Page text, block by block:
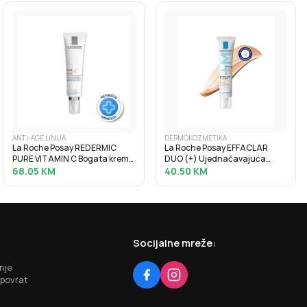
ANTI-AGE LINIJA
La Roche Posay REDERMIC
PURE VITAMIN C Bogata krema
za korekciju bora i punoću
68.05 KM
DERMOKOZMETIKA
La Roche Posay EFFACLAR
DUO (+) Ujednačavajuća
korektivna njega protiv
40.50 KM
Socijalne mreže: